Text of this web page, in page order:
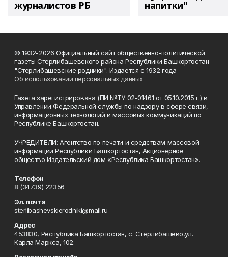
журналистов РБ напитки"
© 1932-2026 Официальный сайт общественно-политической
газеты Стерлибашевского района Республики Башкортостан
"Стерлибашевские родники". Издается с 1932 года
Об использовании персональных данных
Газета зарегистрирована (ПИ №ТУ 02-01461 от 05.10.2015 г.) в
Управлении Федеральной службы по надзору в сфере связи,
информационных технологий и массовых коммуникаций по
Республике Башкортостан.
УЧРЕДИТЕЛИ: Агентство по печати и средствам массовой
информации Республики Башкортостан, Акционерное
общество Издательский дом «Республика Башкортостан».
Телефон
8 (34739) 22356
Эл. почта
sterlibashevskierodniki@mail.ru
Адрес
453830, Республика Башкортостан, c. Стерлибашево,ул.
Карла Маркса, 102.